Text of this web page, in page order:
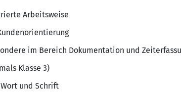
Arbeitsweise
im Bereich Dokumentation und
Klasse 3)
und Schrift